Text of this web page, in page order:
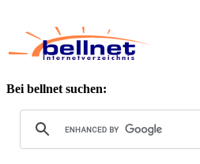
Bei bellnet suchen: